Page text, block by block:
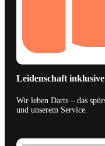
Leidenschaft inklusive
Wir leben Darts – das
und unserem Service.